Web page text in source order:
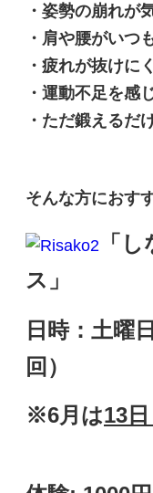
・姿勢の崩れが
・肩や腰がいつ
・疲れが抜けに
・運動不足を感
・ただ鍛えるだ
そんな方におす
「
ス」
日時：土曜
回）
※6月は13